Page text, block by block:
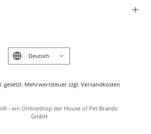
und zurücksenden
+
gesetzl. Mehrwertsteuer zzgl. Versandkosten
English
- ein Onlineshop der House of Pet Brands
GmbH